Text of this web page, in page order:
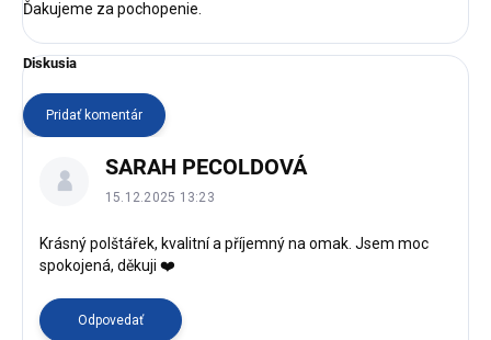
Ďakujeme za pochopenie.
Diskusia
Pridať komentár
SARAH PECOLDOVÁ
15.12.2025 13:23
Krásný polštářek, kvalitní a příjemný na omak. Jsem moc
spokojená, děkuji ❤️
Odpovedať